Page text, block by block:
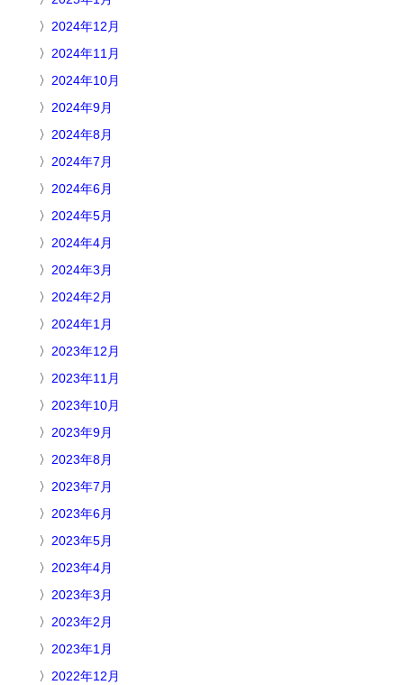
2024年12月
2024年11月
2024年10月
2024年9月
2024年8月
2024年7月
2024年6月
2024年5月
2024年4月
2024年3月
2024年2月
2024年1月
2023年12月
2023年11月
2023年10月
2023年9月
2023年8月
2023年7月
2023年6月
2023年5月
2023年4月
2023年3月
2023年2月
2023年1月
2022年12月